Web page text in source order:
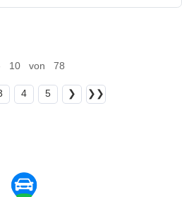
10 von 78
4 5 ❯ ❯❯